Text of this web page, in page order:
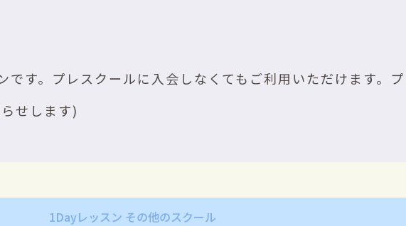
です。プレスクールに入会しなくてもご利用いただけます。
せします)
1Dayレッスン その他のスクール